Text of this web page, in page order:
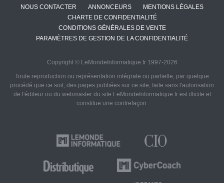
NOUS CONTACTER ANNONCEURS
MENTIONS LÉGALES
CHARTE DE CONFIDENTIALITÉ
CONDITIONS GÉNÉRALES DE VENTE
PARAMÈTRES DE GESTION DE LA CONFIDENTIALITÉ
Copyright © LeMondeInformatique.fr 1997-2026
Toute reproduction ou représentation intégrale ou partielle, par quelque
procédé que ce soit, des pages publiées sur ce site, faite sans l'autorisation
de l'éditeur ou du webmaster du site LeMondeInformatique.fr est illicite et
constitue une contrefaçon.